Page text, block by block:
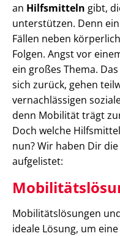
an Hilfsmitteln gibt,
unterstützen. Denn
Fällen neben
Folgen. Angst vor
ein großes Thema.
sich zurück, gehen
vernachlässigen
denn Mobilität trägt
Doch welche
nun? Wir haben Dir
aufgelistet:
Mobilitätslösungen
ideale Lösung, um